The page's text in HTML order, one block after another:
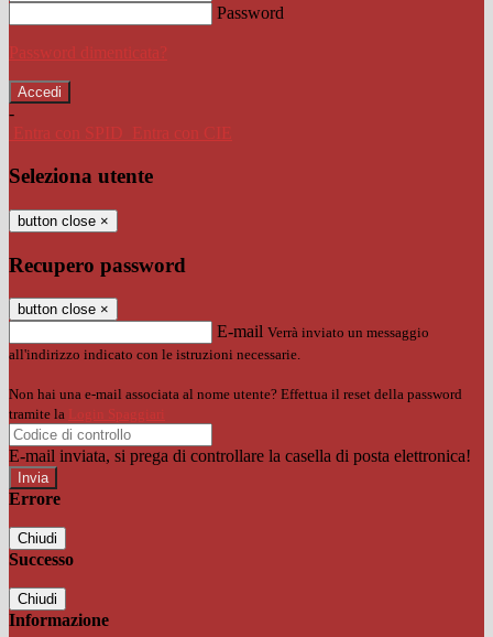
Password
Password dimenticata?
-
Entra con SPID
Entra con CIE
Seleziona utente
button close ×
Recupero password
button close ×
E-mail Verrà inviato un messaggio
all'indirizzo indicato con le istruzioni necessarie.
Non hai una e-mail associata al nome utente? Effettua il reset della password
tramite la Login Spaggiari
E-mail inviata, si prega di controllare la casella di posta elettronica!
Errore
Chiudi
Successo
Chiudi
Informazione